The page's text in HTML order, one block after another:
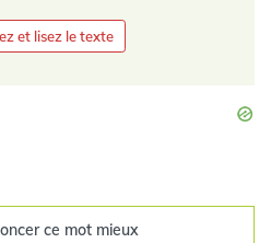
et lisez le texte
ce mot mieux